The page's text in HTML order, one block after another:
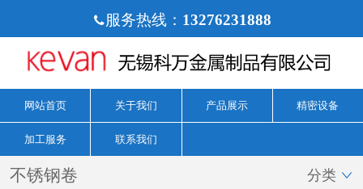
服务热线： 13276231888
网站首页 关于我们 产品展示 精密设备
加工服务 联系我们
不锈钢卷 分类 